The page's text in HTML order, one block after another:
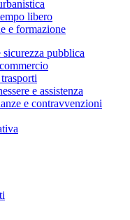
libero
e formazione
pubblica
e assistenza
e contravvenzioni